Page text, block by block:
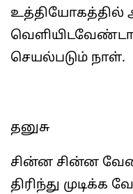
உத்தியோகத்தில்
செயல்படும் நாள்.
தனுசு
சின்ன சின்ன
திரிந்து முடிக்க